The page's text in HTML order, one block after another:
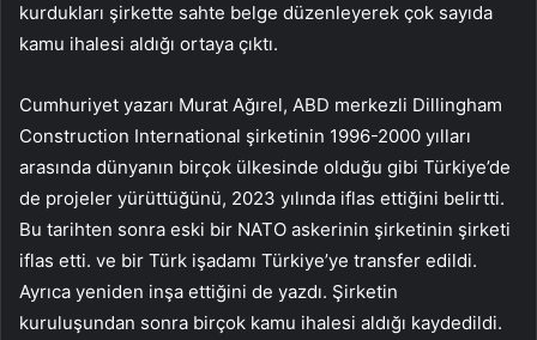
kurdukları şirkette sahte belge düzenleyerek çok sayıda
kamu ihalesi aldığı ortaya çıktı.
Cumhuriyet yazarı Murat Ağırel, ABD merkezli Dillingham
Construction International şirketinin 1996-2000 yılları
arasında dünyanın birçok ülkesinde olduğu gibi Türkiye’de
de projeler yürüttüğünü, 2023 yılında iflas ettiğini belirtti.
Bu tarihten sonra eski bir NATO askerinin şirketinin şirketi
iflas etti. ve bir Türk işadamı Türkiye’ye transfer edildi.
Ayrıca yeniden inşa ettiğini de yazdı. Şirketin
kuruluşundan sonra birçok kamu ihalesi aldığı kaydedildi.